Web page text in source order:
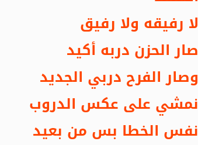
لا رفيقه ولا رفيق
صار الحزن دربه أكيد
وصار الفرح دربي الجديد
نمشي على عكس الدروب
نفس الخطا بس من بعيد